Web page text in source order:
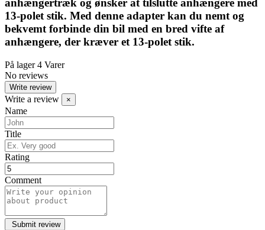
anhængertræk og ønsker at tilslutte anhængere med
13-polet stik. Med denne adapter kan du nemt og
bekvemt forbinde din bil med en bred vifte af
anhængere, der kræver et 13-polet stik.
På lager 4 Varer
No reviews
Write review
Write a review ×
Name
Title
Rating
Comment